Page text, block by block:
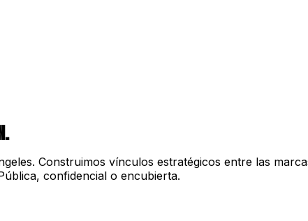
Construimos vínculos estratégicos entre las
confidencial o encubierta.